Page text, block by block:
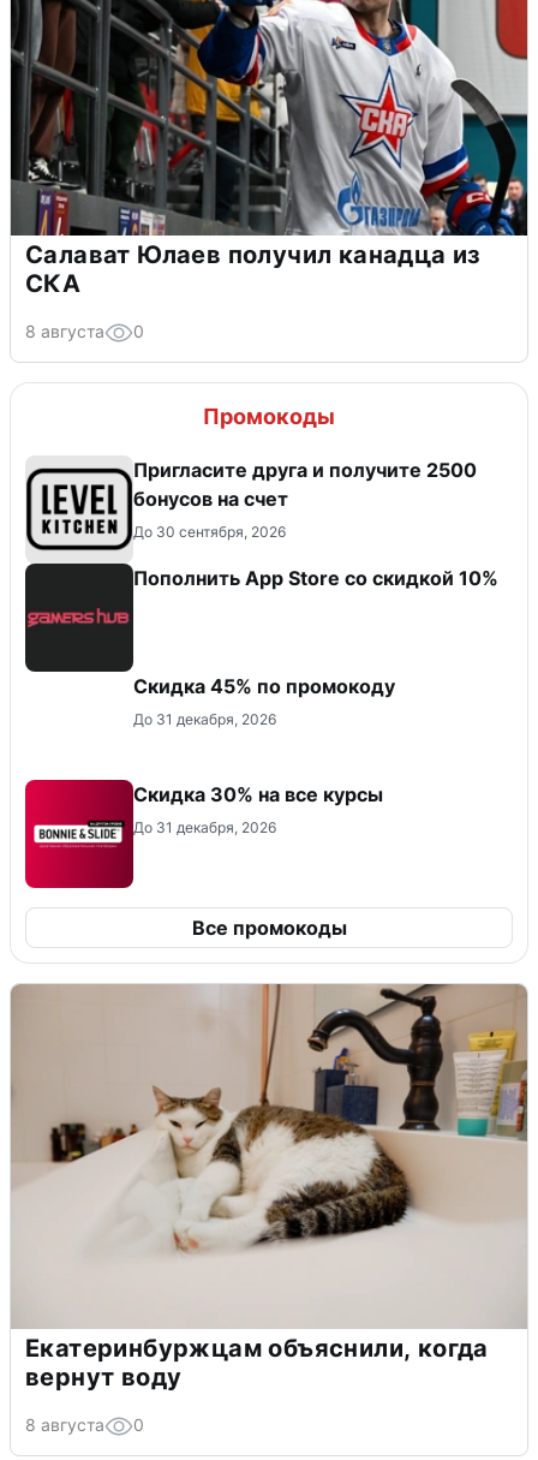
Салават Юлаев получил канадца из
СКА
8 августа 0
Промокоды
Пригласите друга и получите 2500
бонусов на счет
До 30 сентября, 2026
Пополнить App Store со скидкой 10%
Скидка 45% по промокоду
До 31 декабря, 2026
Скидка 30% на все курсы
До 31 декабря, 2026
Все промокоды
Екатеринбуржцам объяснили, когда
вернут воду
8 августа 0